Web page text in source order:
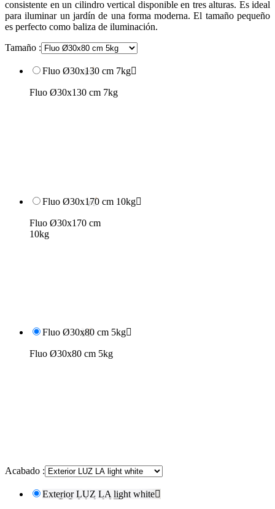
consistente en un cilindro vertical disponible en tres alturas. Es ideal
para iluminar un jardín de una forma moderna. El tamaño pequeño
es perfecto como baliza de iluminación.
Tamaño :
Fluo Ø30x130 cm 7kg
Fluo Ø30x130 cm 7kg
Fluo Ø30x170 cm 10kg
Fluo Ø30x170 cm
10kg
Fluo Ø30x80 cm 5kg
Fluo Ø30x80 cm 5kg
Acabado :
Exterior LUZ LA light white